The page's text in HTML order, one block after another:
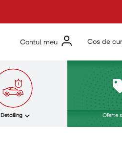
Contul meu Cos de
Detailing Oferte